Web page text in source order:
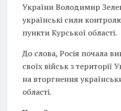
України Володимир
українські сили
пункти Курської області.
До слова, Росія почала
своїх військ з території
на вторгнення
області.